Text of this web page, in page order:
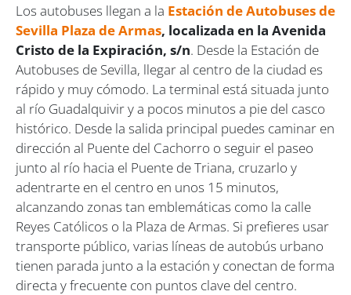
Los autobuses llegan a la Estación de Autobuses de
Sevilla Plaza de Armas, localizada en la Avenida
Cristo de la Expiración, s/n. Desde la Estación de
Autobuses de Sevilla, llegar al centro de la ciudad es
rápido y muy cómodo. La terminal está situada junto
al río Guadalquivir y a pocos minutos a pie del casco
histórico. Desde la salida principal puedes caminar en
dirección al Puente del Cachorro o seguir el paseo
junto al río hacia el Puente de Triana, cruzarlo y
adentrarte en el centro en unos 15 minutos,
alcanzando zonas tan emblemáticas como la calle
Reyes Católicos o la Plaza de Armas. Si prefieres usar
transporte público, varias líneas de autobús urbano
tienen parada junto a la estación y conectan de forma
directa y frecuente con puntos clave del centro.